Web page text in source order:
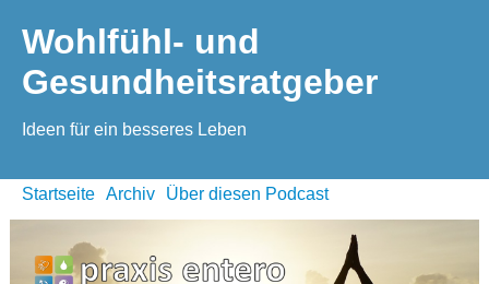
Wohlfühl- und
Gesundheitsratgeber
Ideen für ein besseres Leben
Startseite Archiv Über diesen Podcast